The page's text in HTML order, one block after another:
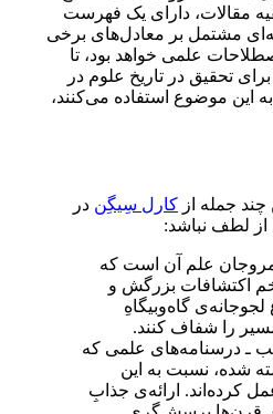
مقالات، دارای یک فهرست
مشتمل بر معادل‌های برخی
علمی خواهد بود، تا
تحقیق در تاریخ علوم در
این موضوع استفاده می‌کنند،
چند جمله از کارل سِیگِن در
از لطف نباشد:
علم آن است که
اکتشافات بزرگش و
لجوجانه‌ی گاه‌و‌بیگاهِ
را شفاف کنند.
ـ درسنامه‌های علمی که
شده‌، نسبت به این
کرده‌اند. ارائه‌ی جذابِ